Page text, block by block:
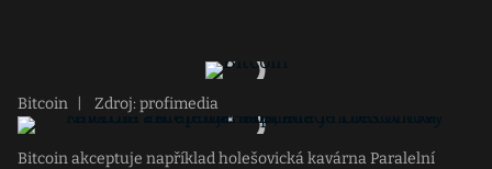
Bitcoin Zdroj: profimedia
Bitcoin akceptuje například holešovická kavárna Paralelní